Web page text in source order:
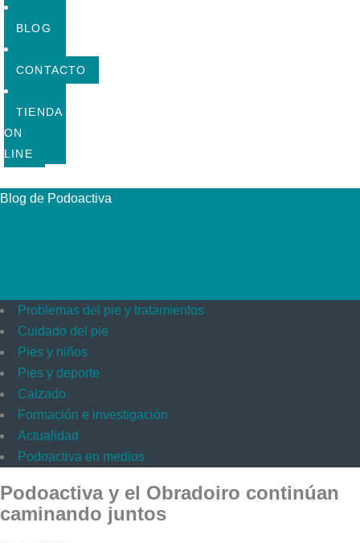
BLOG
CONTACTO
TIENDA
ON
LINE
Blog de Podoactiva
Problemas del pie y tratamientos
Cuidado del pie
Pies y niños
Pies y deporte
Calzado
Formación e investigación
Actualidad
Podoactiva en medios
Podoactiva y el Obradoiro continúan
caminando juntos